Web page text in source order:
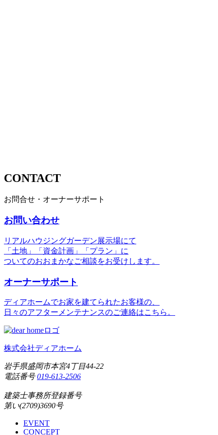
CONTACT
お問合せ・オーナーサポート
お問い合わせ
リアルハウジングガーデン展示場にて
「土地」「資金計画」「プラン」に
ついてのおおまかなご相談をお受けします。
オーナーサポート
ディアホームでお家を建てられたお客様の、
日々のアフターメンテナンスのご連絡はこちら。
株式会社ディアホーム
岩手県盛岡市本宮4丁目44-22
電話番号019-613-2506
建築士事務所登録番号
第い(2709)3690号
EVENT
CONCEPT